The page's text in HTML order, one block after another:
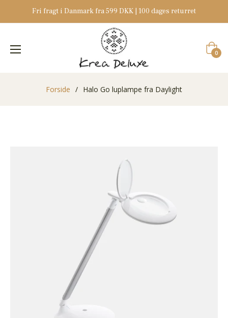
Fri fragt i Danmark fra 599 DKK | 100 dages returret
0
Forside / Halo Go luplampe fra Daylight